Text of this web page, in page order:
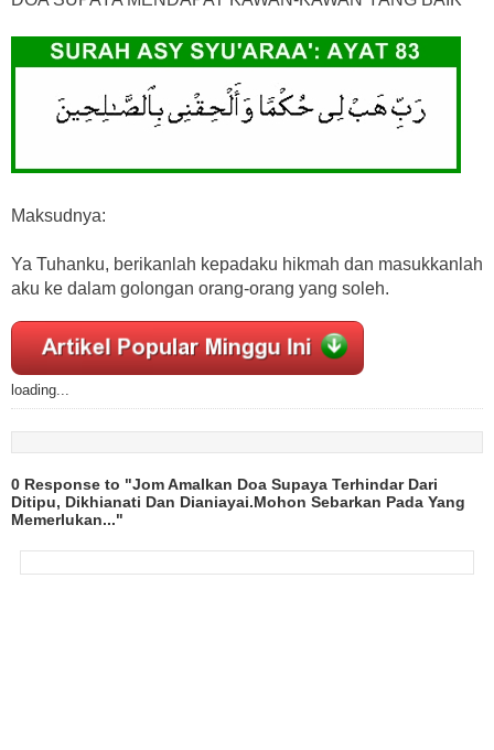
Maksudnya:
Ya Tuhanku, berikanlah kepadaku hikmah dan masukkanlah
aku ke dalam golongan orang-orang yang soleh.
loading...
0 Response to "Jom Amalkan Doa Supaya Terhindar Dari
Ditipu, Dikhianati Dan Dianiayai.Mohon Sebarkan Pada Yang
Memerlukan..."